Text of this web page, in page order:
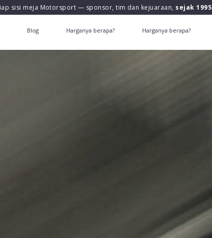
sisi meja Motorsport — sponsor, tim dan kejuaraan, sejak 1995
Blog Harganya berapa? Harganya berapa?